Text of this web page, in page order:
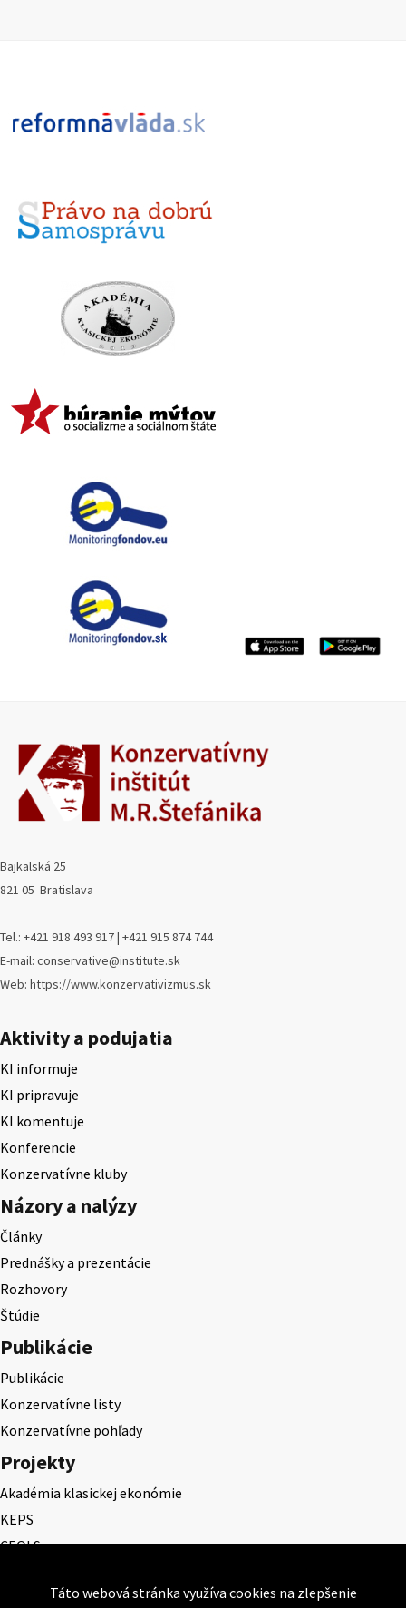
Bajkalská 25
821 05 Bratislava
Tel.: +421 918 493 917 | +421 915 874 744
E-mail: conservative@institute.sk
Web: https://www.konzervativizmus.sk
Aktivity a podujatia
KI informuje
KI pripravuje
KI komentuje
Konferencie
Konzervatívne kluby
Názory a nalýzy
Články
Prednášky a prezentácie
Rozhovory
Štúdie
Publikácie
Publikácie
Konzervatívne listy
Konzervatívne pohľady
Projekty
Akadémia klasickej ekonómie
KEPS
CEQLS
Cena Ernesta Valka
Táto webová stránka využíva cookies na zlepšenie